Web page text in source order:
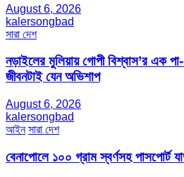
August 6, 2026
kalersongbad
সারা দেশ
নড়াইলের মুলিয়ায় গোপী বিশ্বাস’র এক
জীবনটাই যেন অভিশাপ
August 6, 2026
kalersongbad
আইন সারা দেশ
বেনাপোলে ১০০ গ্রাম স্বর্ণসহ পাসপোর্ট